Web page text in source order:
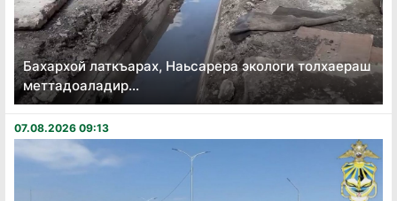
Бахархой латкъарах, Наьсарера экологи толхаераш
меттадоаладир...
07.08.2026 09:13